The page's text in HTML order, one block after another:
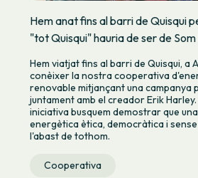
Hem anat fins al barri de Quisqui
"tot Quisqui" hauria de ser de
Hem viatjat fins al barri de Quisqui, a
conèixer la nostra cooperativa
renovable mitjançant una campanya
juntament amb el creador Erik
iniciativa busquem demostrar que
energètica ètica, democràtica i
l'abast de tothom.
Cooperativa